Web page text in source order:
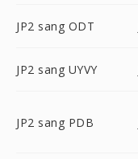
JP2 sang ODT
JP2 sang UYVY
JP2 sang PDB